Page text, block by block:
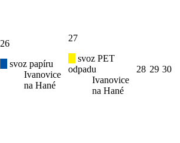
26
svoz papíru
Ivanovice
na Hané
27
svoz PET
odpadu
Ivanovice
na Hané
28 29 30